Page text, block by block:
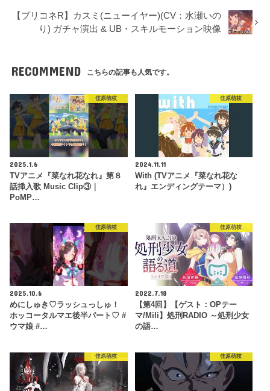
【プリコネR】カスミ(ニューイヤー)(CV：水瀬いの
り) ガチャ演出 & UB・スキルモーション映像
RECOMMEND こちらの記事も人気です。
佳原萌枝
2025.1.6
TVアニメ『菜なれ花なれ』第８
話挿入歌 Music Clip③｜
PoMP…
佳原萌枝
2024.11.11
With (TVアニメ『菜なれ花な
れ』エンディングテーマ）)
佳原萌枝
2025.10.6
めにしゅき♡ラッシュっしゅ！
ホッコータルマエ後半パート♡ #
ウマ娘 #…
佳原萌枝
2022.7.18
【第4回】【ゲスト：OPテー
マ/Mili】処刑RADIO ～処刑少女
の語…
佳原萌枝 佳原萌枝